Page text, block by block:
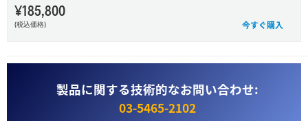
¥185,800
(税込価格) 今すぐ購入
製品に関する技術的なお問い合わせ:
03‑5465‑2102